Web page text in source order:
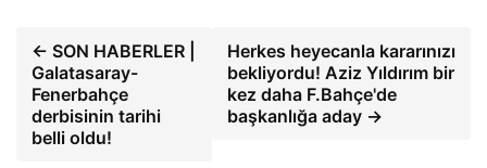
← SON HABERLER |
Galatasaray-
Fenerbahçe
derbisinin tarihi
belli oldu!
Herkes heyecanla kararınızı
bekliyordu! Aziz Yıldırım bir
kez daha F.Bahçe'de
başkanlığa aday →